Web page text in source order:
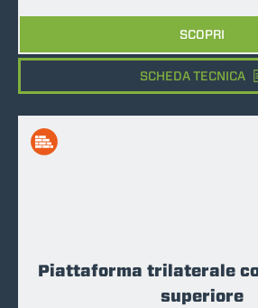
SCOPRI
SCHEDA TECNICA
Piattaforma trilaterale
superiore